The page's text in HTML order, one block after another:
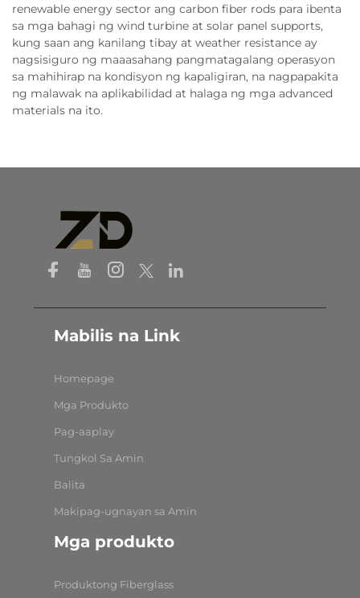
renewable energy sector ang carbon fiber rods para ibenta
sa mga bahagi ng wind turbine at solar panel supports,
kung saan ang kanilang tibay at weather resistance ay
nagsisiguro ng maaasahang pangmatagalang operasyon
sa mahihirap na kondisyon ng kapaligiran, na nagpapakita
ng malawak na aplikabilidad at halaga ng mga advanced
materials na ito.
Mabilis na Link
Homepage
Mga Produkto
Pag-aaplay
Tungkol Sa Amin
Balita
Makipag-ugnayan sa Amin
Mga produkto
Produktong Fiberglass